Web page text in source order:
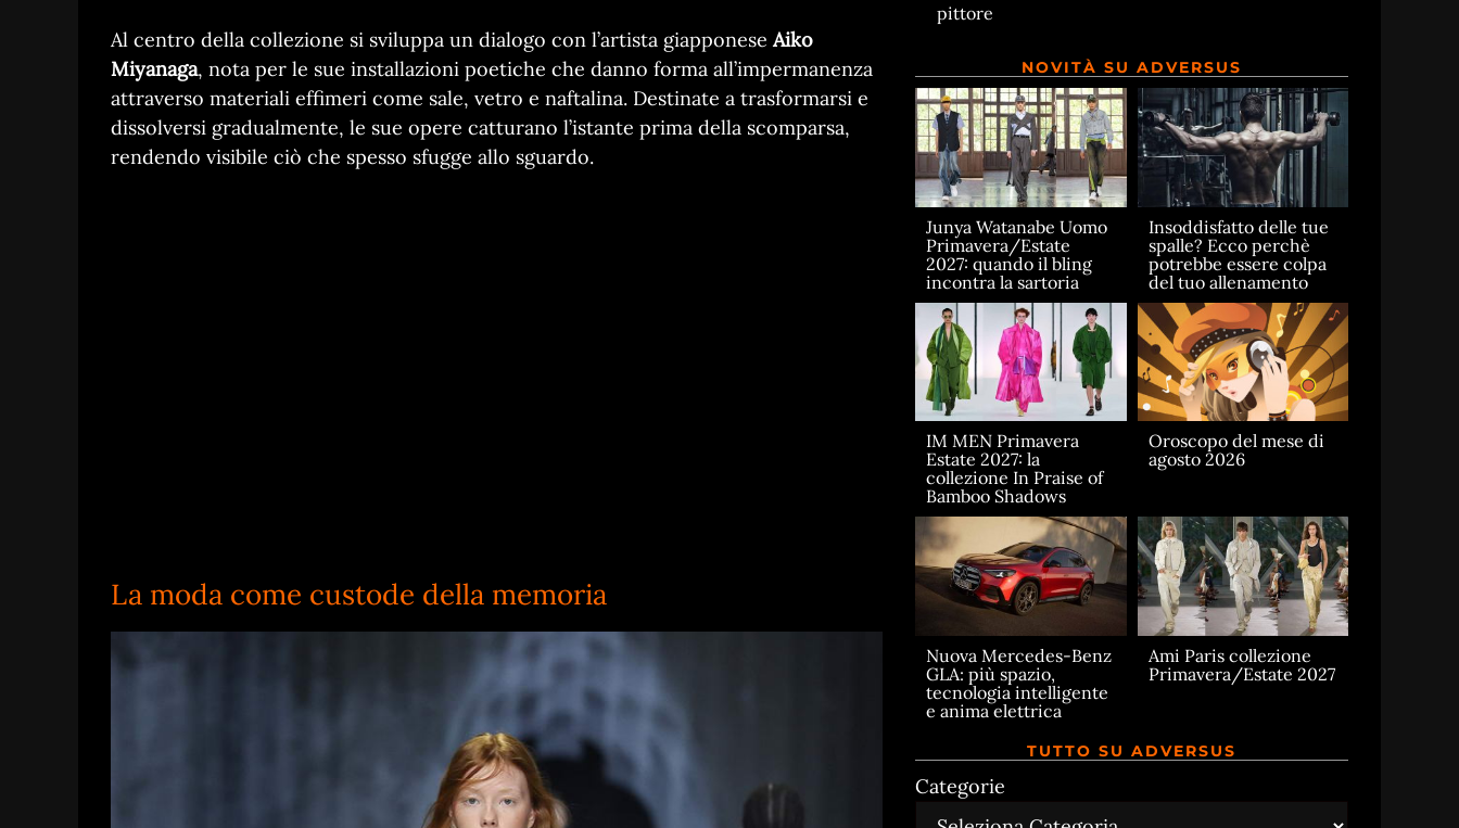
Al centro della collezione si sviluppa un dialogo con l’artista giapponeseAiko
Miyanaga, nota per le sue installazioni poetiche che danno forma all’impermanenza
attraverso materiali effimeri come sale, vetro e naftalina. Destinate a trasformarsi e
dissolversi gradualmente, le sue opere catturano l’istante prima della scomparsa,
rendendo visibile ciò che spesso sfugge allo sguardo.
La moda come custode della memoria
pittore
NOVITÀ SU ADVERSUS
Junya Watanabe Uomo
Primavera/Estate
2027: quando il bling
incontra la sartoria
Insoddisfatto delle tue
spalle? Ecco perchè
potrebbe essere colpa
del tuo allenamento
IM MEN Primavera
Estate 2027: la
collezione In Praise of
Bamboo Shadows
Oroscopo del mese di
agosto 2026
Nuova Mercedes-Benz
GLA: più spazio,
tecnologia intelligente
e anima elettrica
Ami Paris collezione
Primavera/Estate 2027
TUTTO SU ADVERSUS
Categorie